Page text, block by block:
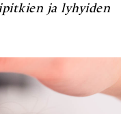
ja lyhyiden